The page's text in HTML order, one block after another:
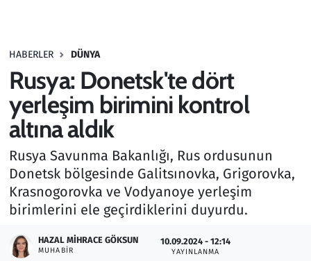
HABERLER DÜNYA
Rusya: Donetsk'te dört
yerleşim birimini kontrol
altına aldık
Rusya Savunma Bakanlığı, Rus ordusunun
Donetsk bölgesinde Galitsınovka, Grigorovka,
Krasnogorovka ve Vodyanoye yerleşim
birimlerini ele geçirdiklerini duyurdu.
HAZAL MIHRACE GÖKSUN
MUHABIR
10.09.2024 - 12:14
YAYINLANMA
Haber
Kültür Sanat
Kurumsal Haberler
Lezzet Durağı
Memur ve Kamu
Otomobil